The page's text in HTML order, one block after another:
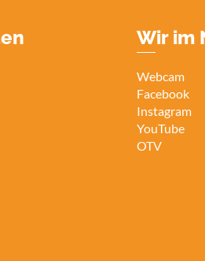
Wir im
Webcam
Facebook
Instagram
YouTube
OTV